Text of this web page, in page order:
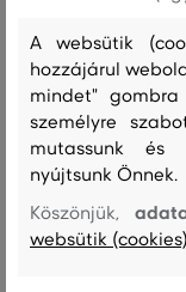
A websütik
hozzájárul
mindet"
személyre
mutassunk és
nyújtsunk Önnek.
Köszönjük,
websütik